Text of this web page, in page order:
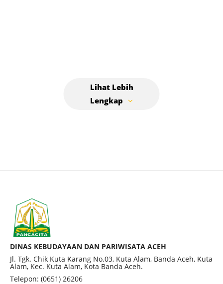
DINAS KEBUDAYAAN DAN PARIWISATA ACEH
Jl. Tgk. Chik Kuta Karang No.03, Kuta Alam, Banda Aceh, Kuta
Alam, Kec. Kuta Alam, Kota Banda Aceh.
Telepon: (0651) 26206